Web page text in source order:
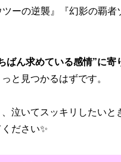
ーの逆襲』『幻影の覇者
ばん求めている感情”に寄
と見つかるはずです。
泣いてスッキリしたいと
ださい✨